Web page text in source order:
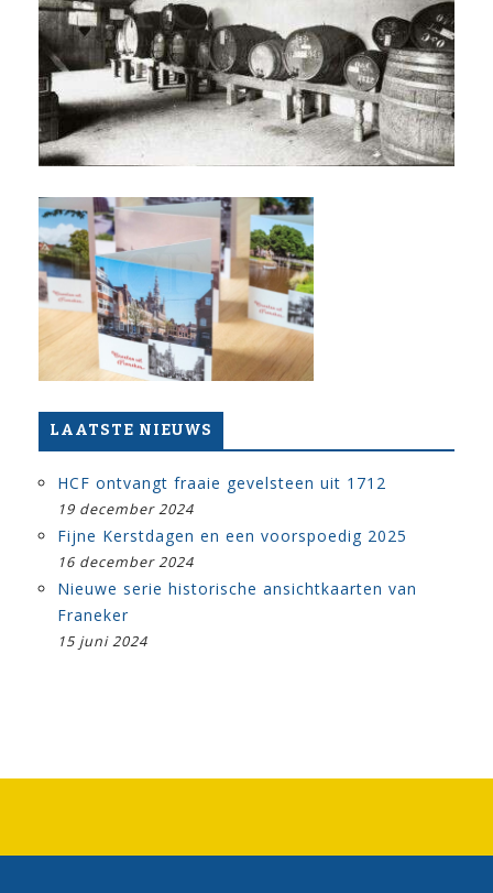
LAATSTE NIEUWS
HCF ontvangt fraaie gevelsteen uit 1712
19 december 2024
Fijne Kerstdagen en een voorspoedig 2025
16 december 2024
Nieuwe serie historische ansichtkaarten van
Franeker
15 juni 2024